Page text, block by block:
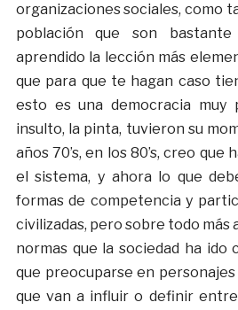
organizaciones sociales, como
población que son
aprendido la lección más
que para que te hagan caso
esto es una democracia muy
insulto, la pinta, tuvieron su
años 70’s, en los 80’s, creo que
el sistema, y ahora lo que
formas de competencia y
civilizadas, pero sobre todo más
normas que la sociedad ha ido
que preocuparse en
que van a influir o definir